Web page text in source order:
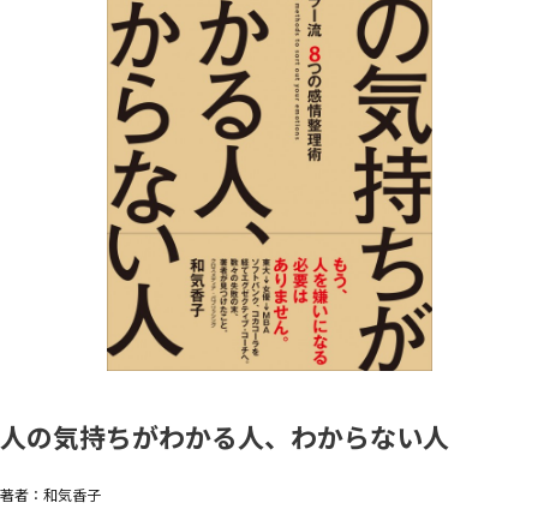
人の気持ちがわかる人、わからない人
著者：和気香子